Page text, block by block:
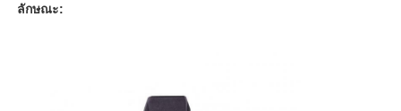
ลักษณะ: